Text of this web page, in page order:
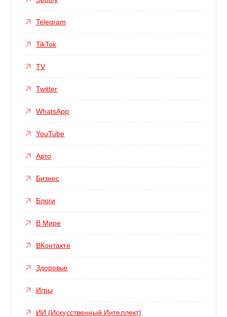
Telegram
TikTok
TV
Twitter
WhatsApp
YouTube
Авто
Бизнес
Блоги
В Мире
ВКонтакте
Здоровье
Игры
ИИ (Искусственный Интеллект)